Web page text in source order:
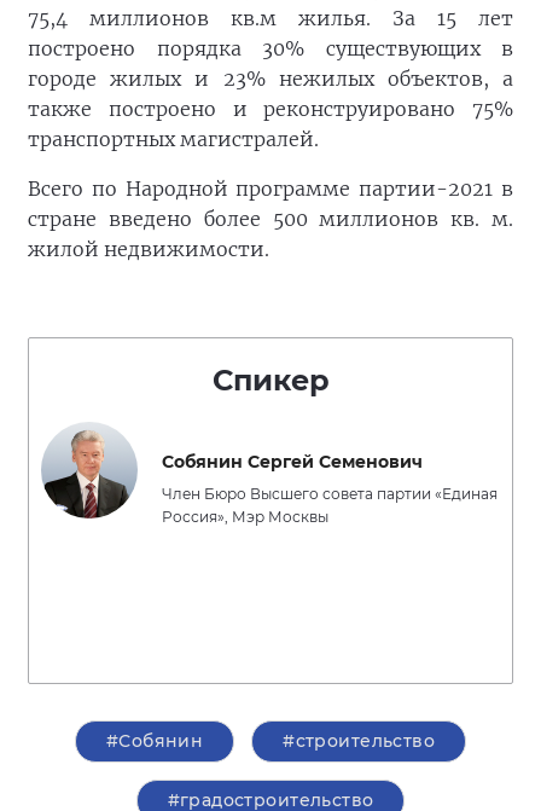
75,4 миллионов кв.м жилья. За 15 лет
построено порядка 30% существующих в
городе жилых и 23% нежилых объектов, а
также построено и реконструировано 75%
транспортных магистралей.
Всего по Народной программе партии-2021 в
стране введено более 500 миллионов кв. м.
жилой недвижимости.
Спикер
Собянин Сергей Семенович
Член Бюро Высшего совета партии «Единая
Россия», Мэр Москвы
#Собянин #строительство
#градостроительство